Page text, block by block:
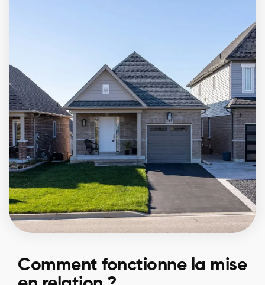
Comment fonctionne la mise